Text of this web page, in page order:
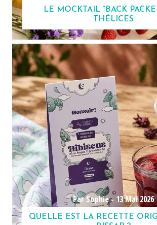
LE MOCKTAIL “BACK
THÉLICES
Par Sophie -13 Mai 2026
QUELLE EST LA RECETTE